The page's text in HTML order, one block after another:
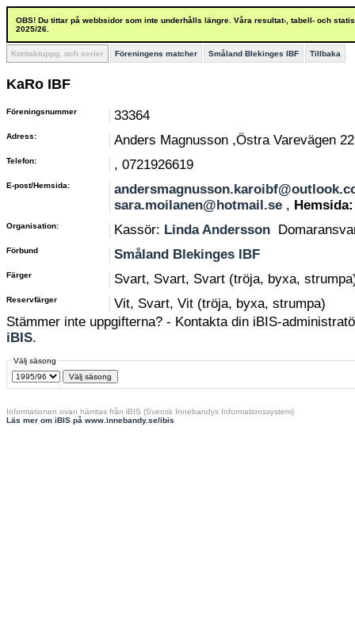
OBS! Du tittar på webbsidor som inte underhålls längre. Våra resultat-, tabell- och
2025/26.
Kontaktuppg. och serier Föreningens matcher Småland Blekinges IBF Tillbaka
KaRo IBF
Föreningsnummer 33364
Adress: Anders Magnusson ,Östra Varevägen
Telefon: , 0721926619
E-post/Hemsida:
sara.moilanen@hotmail.se , Hemsida:
Organisation: Kassör: Linda Andersson
Förbund Småland Blekinges IBF
Färger Svart, Svart, Svart (tröja, byxa,
Reservfärger
Vit, Svart, Vit (tröja, byxa, strumpa)
Stämmer inte uppgifterna? - Kontakta din iBIS-
iBIS.
Välj säsong
Informationen ovan hämtas från iBIS (Svensk Innebandys Informationssystem)
Läs mer om iBIS på www.innebandy.se/ibis